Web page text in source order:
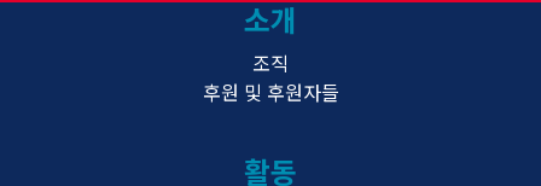
소개
조직
후원 및 후원자들
활동